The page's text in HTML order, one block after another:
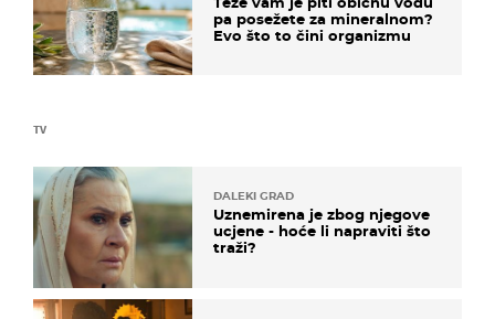
TV
DALEKI GRAD
Uznemirena je zbog njegove
ucjene - hoće li napraviti što
traži?
pa posežete za mineralnom?
Evo što to čini organizmu